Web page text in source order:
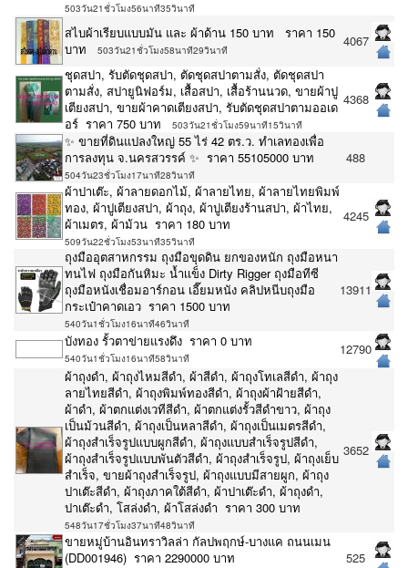
503วัน21ชั่วโมง56นาที35วินาที
สไบผ้าเรียบแบบมัน และ ผ้าด้าน 150 บาท ราคา 150
บาท
503วัน21ชั่วโมง58นาที29วินาที
4067
ชุดสปา, รับตัดชุดสปา, ตัดชุดสปาตามสั่ง, ตัดชุดสปา
ตามสั่ง, สปายูนิฟอร์ม, เสื้อสปา, เสื้อร้านนวด, ขายผ้าปู
เตียงสปา, ขายผ้าคาดเตียงสปา, รับตัดชุดสปาตามออเด
อร์ ราคา 750 บาท
503วัน21ชั่วโมง59นาที15วินาที
4368
✨ ขายที่ดินแปลงใหญ่ 55 ไร่ 42 ตร.ว. ทำเลทองเพื่อ
การลงทุน จ.นครสวรรค์ ✨ ราคา 55105000 บาท
504วัน23ชั่วโมง17นาที28วินาที
488
ผ้าปาเต๊ะ, ผ้าลายดอกไม้, ผ้าลายไทย, ผ้าลายไทยพิมพ์
ทอง, ผ้าปูเตียงสปา, ผ้าถุง, ผ้าปูเตียงร้านสปา, ผ้าไทย,
ผ้าเมตร, ผ้าม้วน ราคา 180 บาท
509วัน22ชั่วโมง53นาที35วินาที
4245
ถุงมืออุตสาหกรรม ถุงมือขุดดิน ยกของหนัก ถุงมือหนา
ทนไฟ ถุงมือกันหิมะ น้ำเเข็ง Dirty Rigger ถุงมือทีซี
ถุงมือหนังเชื่อมอาร์กอน เอี๊ยมหนัง คลิปหนีบถุงมือ
กระเป๋าคาดเอว ราคา 1500 บาท
540วัน1ชั่วโมง16นาที46วินาที
13911
บังทอง รั้วตาข่ายแรงดึง ราคา 0 บาท
540วัน1ชั่วโมง16นาที58วินาที
12790
ผ้าถุงดำ, ผ้าถุงไหมสีดำ, ผ้าสีดำ, ผ้าถุงโทเลสีดำ, ผ้าถุง
ลายไทยสีดำ, ผ้าถุงพิมพ์ทองสีดำ, ผ้าถุงผ้าฝ้ายสีดำ,
ผ้าดำ, ผ้าตกแต่งเวทีสีดำ, ผ้าตกแต่งรั้วสีดำขาว, ผ้าถุง
เป็นม้วนสีดำ, ผ้าถุงเป็นหลาสีดำ, ผ้าถุงเป็นเมตรสีดำ,
ผ้าถุงสำเร็จรูปแบบผูกสีดำ, ผ้าถุงแบบสำเร็จรูปสีดำ,
ผ้าถุงสำเร็จรูปแบบพันตัวสีดำ, ผ้าถุงสำเร็จรูป, ผ้าถุงเย็บ
สำเร็จ, ขายผ้าถุงสำเร็จรูป, ผ้าถุงแบบมีสายผูก, ผ้าถุง
ปาเต๊ะสีดำ, ผ้าถุงภาคใต้สีดำ, ผ้าปาเต๊ะดำ, ผ้าถุงดำ,
ปาเต๊ะดำ, โสล่งดำ, ผ้าโสล่งดำ ราคา 300 บาท
548วัน17ชั่วโมง37นาที48วินาที
3652
ขายหมู่บ้านอินทราวิลล่า กัลปพฤกษ์-บางแค ถนนเมน
(DD001946) ราคา 2290000 บาท
525